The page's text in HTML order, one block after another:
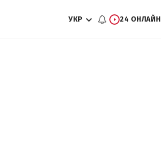
УКР 24 ОНЛАЙН